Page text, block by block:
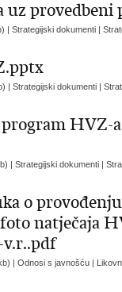
uz provedbeni
| Strategijski dokumenti |
| Strategijski dokumenti |
HVZ-a
| Strategijski dokumenti |
o
natječaja
v.r..pdf
| Odnosi s javnošću |